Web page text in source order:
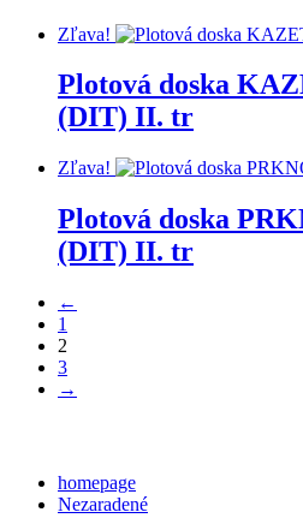
Zľava!
Plotová doska
(DIT) II. tr
Zľava!
Plotová doska
(DIT) II. tr
←
1
2
3
→
homepage
Nezaradené